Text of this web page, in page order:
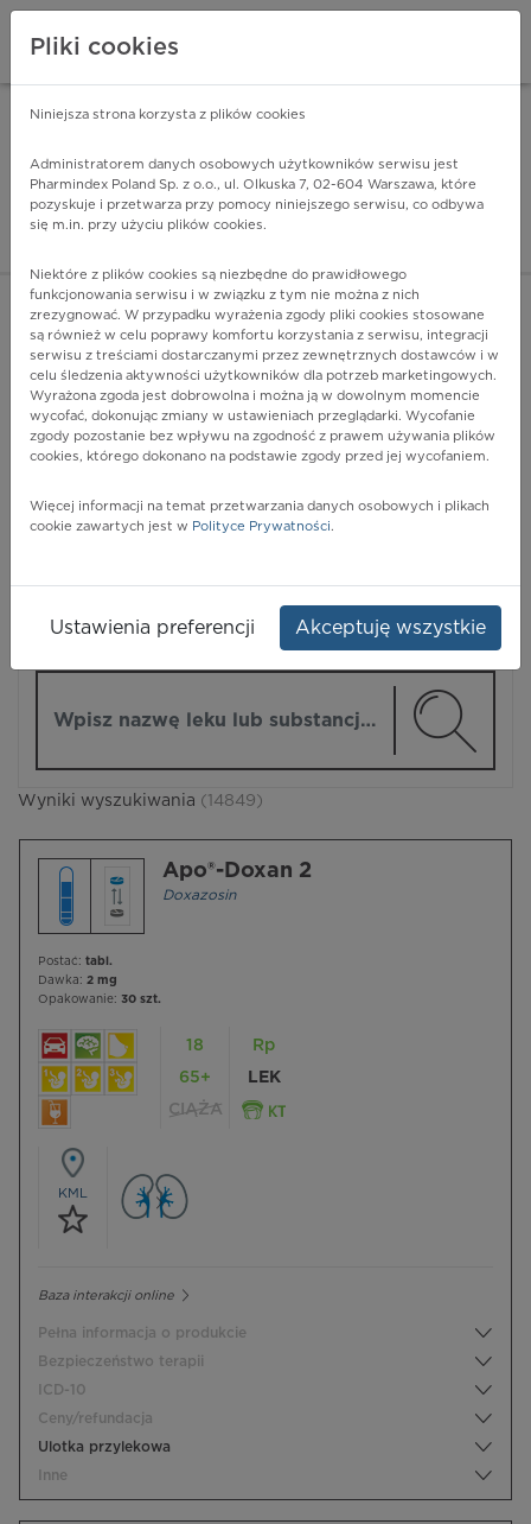
Pharmindex - lider
ZALOGUJ SIĘ
POKAŻ FILTRY
Pharmindex
Wyniki wyszukiwania (14849)
Apo®-Doxan 2
Doxazosin
Postać: tabl.
Dawka: 2 mg
Opakowanie: 30 szt.
18
65+
CIĄŻA
Rp
LEK
KML
Baza interakcji online
Pełna informacja o produkcie
Bezpieczeństwo terapii
ICD-10
Ceny/refundacja
Ulotka przylekowa
Inne
Pliki cookies
Niniejsza strona korzysta z plików cookies
Administratorem danych osobowych użytkowników serwisu jest
Pharmindex Poland Sp. z o.o., ul. Olkuska 7, 02-604 Warszawa, które
pozyskuje i przetwarza przy pomocy niniejszego serwisu, co odbywa
się m.in. przy użyciu plików cookies.
Niektóre z plików cookies są niezbędne do prawidłowego
funkcjonowania serwisu i w związku z tym nie można z nich
zrezygnować. W przypadku wyrażenia zgody pliki cookies stosowane
są również w celu poprawy komfortu korzystania z serwisu, integracji
serwisu z treściami dostarczanymi przez zewnętrznych dostawców i w
celu śledzenia aktywności użytkowników dla potrzeb marketingowych.
Wyrażona zgoda jest dobrowolna i można ją w dowolnym momencie
wycofać, dokonując zmiany w ustawieniach przeglądarki. Wycofanie
zgody pozostanie bez wpływu na zgodność z prawem używania plików
cookies, którego dokonano na podstawie zgody przed jej wycofaniem.
Więcej informacji na temat przetwarzania danych osobowych i plikach
cookie zawartych jest w Polityce Prywatności.
Ustawienia preferencji Akceptuję wszystkie
ZA DARMO - w Google Play INSTALUJ